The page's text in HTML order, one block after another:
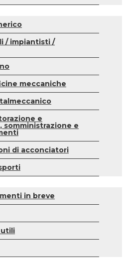
/ impiantisti /
meccaniche
e
somministrazione e
di acconciatori
in breve